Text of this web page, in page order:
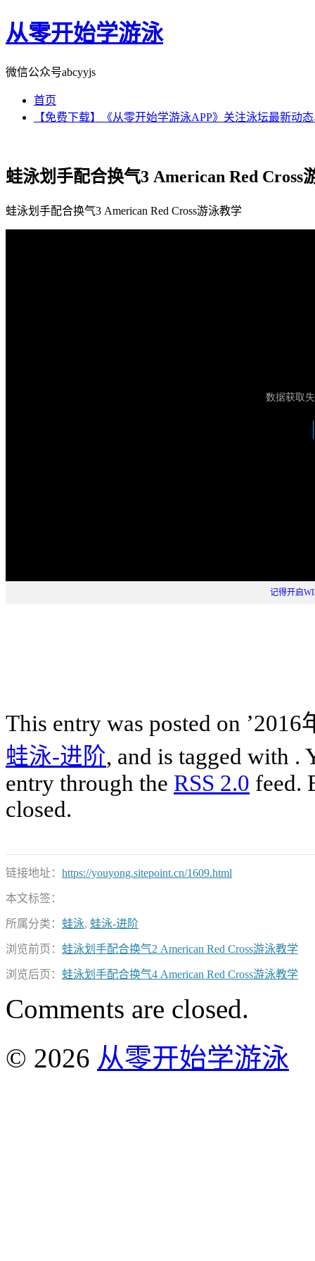
从零开始学游泳
微信公众号abcyyjs
首页
【免费下载】《从零开始学游泳APP》关注泳坛最新动
蛙泳划手配合换气3 American Red Cross
蛙泳划手配合换气3 American Red Cross游泳教学
记得开启
This entry was posted on
蛙泳-进阶, and is tagged with .
entry through the RSS 2.0 feed.
closed.
链接地址： https://youyong.sitepoint.cn/1609.html
本文标签：
所属分类： 蛙泳, 蛙泳-进阶
浏览前页： 蛙泳划手配合换气2 American Red Cross游泳教学
浏览后页： 蛙泳划手配合换气4 American Red Cross游泳教学
Comments are closed.
© 2026 从零开始学游泳